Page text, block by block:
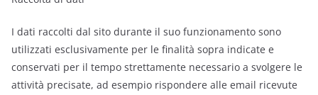
I dati raccolti dal sito durante il suo funzionamento sono
utilizzati esclusivamente per le finalità sopra indicate e
conservati per il tempo strettamente necessario a svolgere le
attività precisate, ad esempio rispondere alle email ricevute